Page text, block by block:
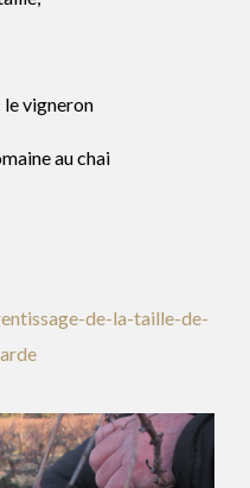
le vigneron
au chai
de-la-taille-de-